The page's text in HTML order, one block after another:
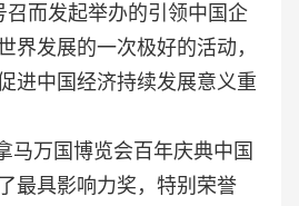
召而发起举办的引领中国企
界发展的一次极好的活动，
进中国经济持续发展意义重
马万国博览会百年庆典中国
最具影响力奖，特别荣誉